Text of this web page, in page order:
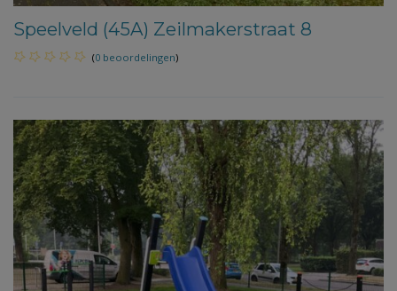
Speelveld (45A) Zeilmakerstraat 8
(0 beoordelingen)